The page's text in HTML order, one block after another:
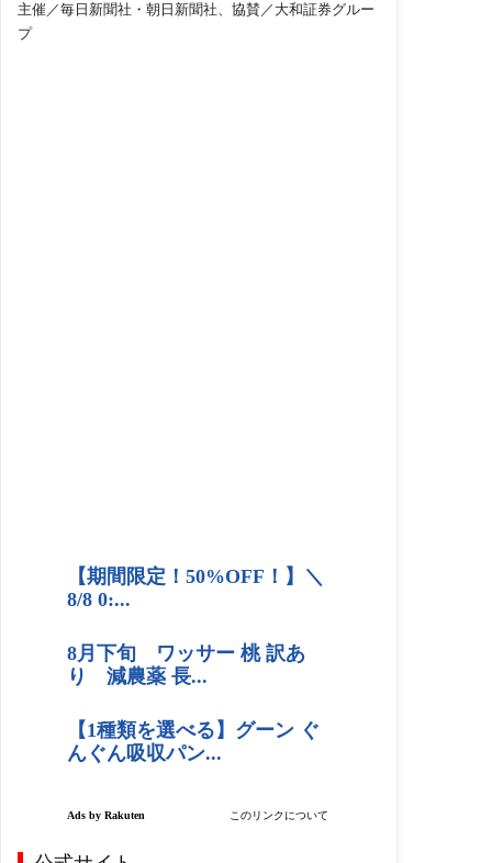
主催／毎日新聞社・朝日新聞社、協賛／大和証券グルー
プ